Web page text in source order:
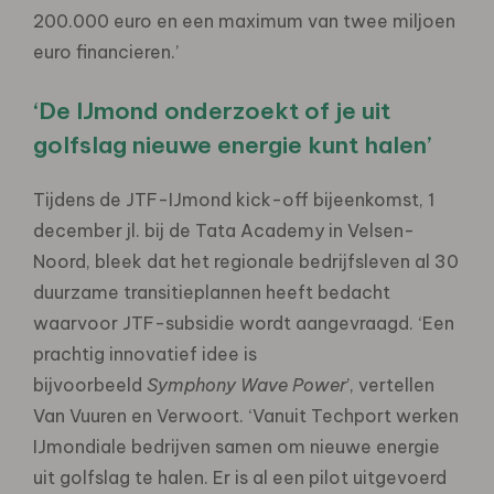
200.000 euro en een maximum van twee miljoen
euro financieren.’
‘De IJmond onderzoekt of je uit
golfslag nieuwe energie kunt halen’
Tijdens de JTF-IJmond kick-off bijeenkomst, 1
december jl. bij de Tata Academy in Velsen-
Noord, bleek dat het regionale bedrijfsleven al 30
duurzame transitieplannen heeft bedacht
waarvoor JTF-subsidie wordt aangevraagd. ‘Een
prachtig innovatief idee is
bijvoorbeeld Symphony Wave Power’, vertellen
Van Vuuren en Verwoort. ‘Vanuit Techport werken
IJmondiale bedrijven samen om nieuwe energie
uit golfslag te halen. Er is al een pilot uitgevoerd